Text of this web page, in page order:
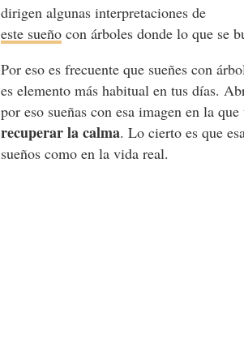
dirigen algunas interpretaciones de
este sueño con árboles donde lo que se
Por eso es frecuente que sueñes con
es elemento más habitual en tus días.
por eso sueñas con esa imagen en la
recuperar la calma. Lo cierto es que
sueños como en la vida real.